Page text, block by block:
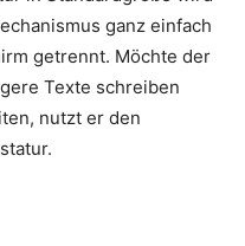
ganz einfach
getrennt. Möchte der
Texte schreiben
nutzt er den